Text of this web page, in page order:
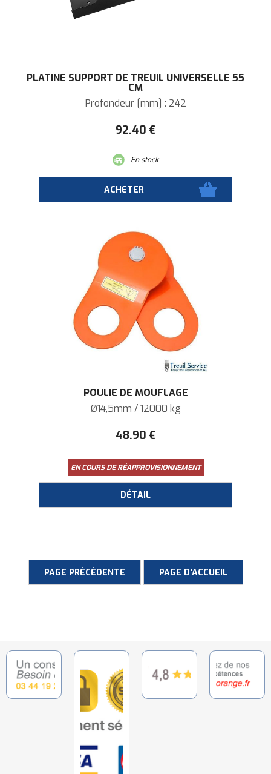
PLATINE SUPPORT DE TREUIL UNIVERSELLE 55
CM
Profondeur [mm] : 242
92.40 €
En stock
POULIE DE MOUFLAGE
Ø14,5mm / 12000 kg
48.90 €
EN COURS DE RÉAPPROVISIONNEMENT